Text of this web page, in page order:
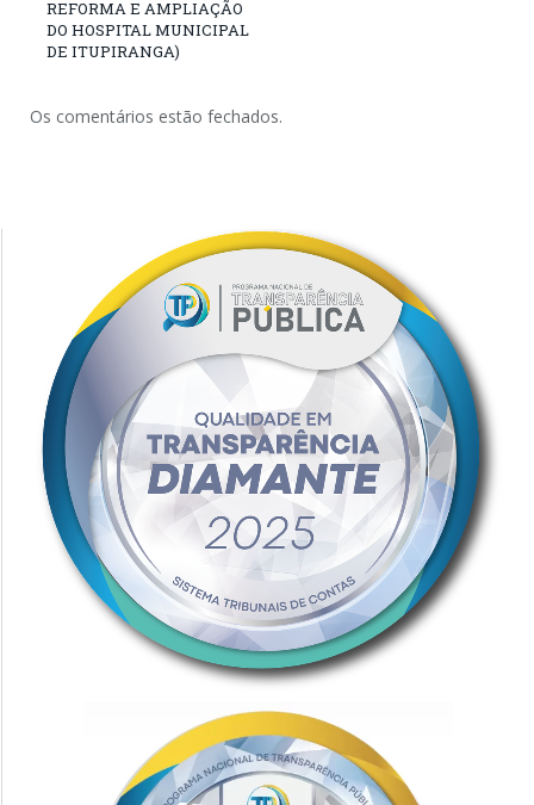
REFORMA E AMPLIAÇÃO
DO HOSPITAL MUNICIPAL
DE ITUPIRANGA)
Os comentários estão fechados.